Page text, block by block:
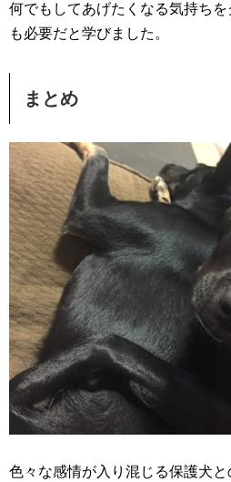
何でもしてあげたくなる気持ち
も必要だと学びました。
まとめ
色々な感情が入り混じる保護犬